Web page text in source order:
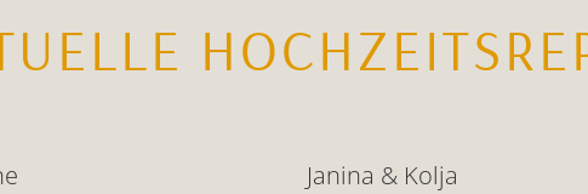
Janina & Kolja